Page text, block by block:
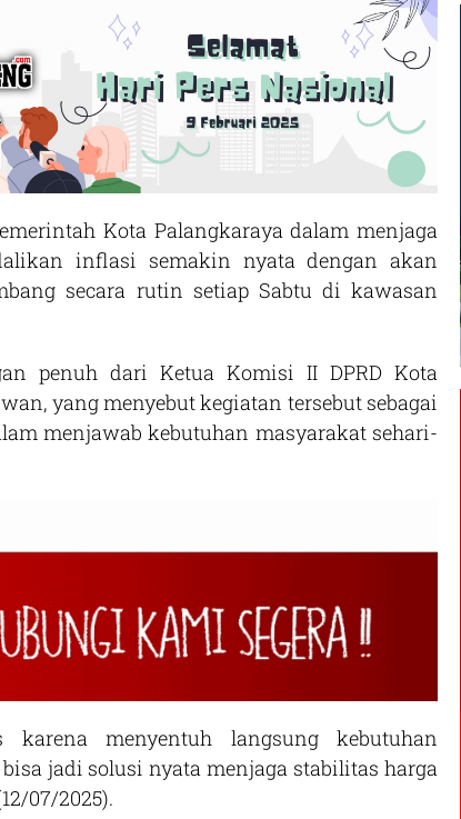
Kota Palangkaraya dalam menjaga
inflasi semakin nyata dengan akan
secara rutin setiap Sabtu di kawasan
penuh dari Ketua Komisi II DPRD Kota
yang menyebut kegiatan tersebut sebagai
menjawab kebutuhan masyarakat sehari-
menyentuh langsung kebutuhan
jadi solusi nyata menjaga stabilitas harga
07/2025).